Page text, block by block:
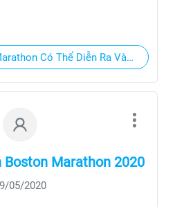
Có Thể Diễn Ra Vào Tháng
Boston Marathon 2020
05/2020